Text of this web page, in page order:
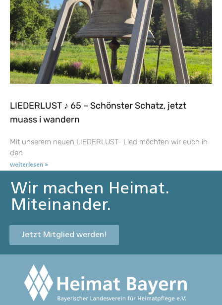
LIEDERLUST ♪ 65 – Schönster Schatz, jetzt
muass i wandern
Mit unserem neuen LIEDERLUST- Lied möchten wir euch in
den
weiterlesen »
Wir machen Heimat.
Miteinander.
Jetzt Mitglied werden!